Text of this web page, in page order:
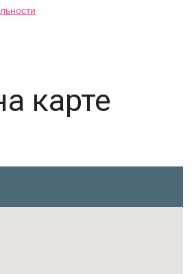
карте